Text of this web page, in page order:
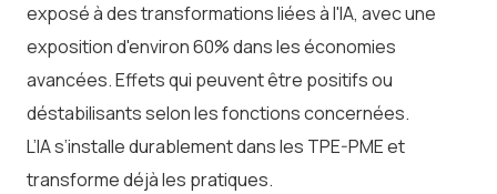
exposé à des transformations liées à l'IA, avec une
exposition d'environ 60% dans les économies
avancées. Effets qui peuvent être positifs ou
déstabilisants selon les fonctions concernées.
L’IA s’installe durablement dans les TPE-PME et
transforme déjà les pratiques.